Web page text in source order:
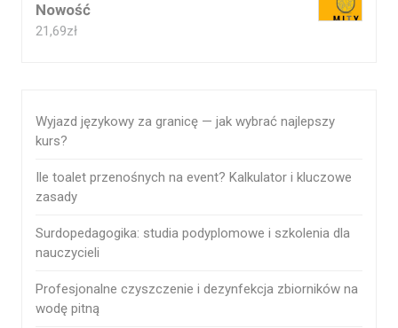
Nowość
21,69zł
Wyjazd językowy za granicę — jak wybrać najlepszy
kurs?
Ile toalet przenośnych na event? Kalkulator i kluczowe
zasady
Surdopedagogika: studia podyplomowe i szkolenia dla
nauczycieli
Profesjonalne czyszczenie i dezynfekcja zbiorników na
wodę pitną